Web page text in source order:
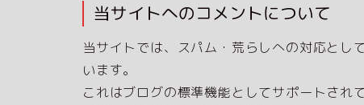
当サイトへのコメントについて
当サイトでは、スパム・荒らしへの対応とし
います。
これはブログの標準機能としてサポートされ